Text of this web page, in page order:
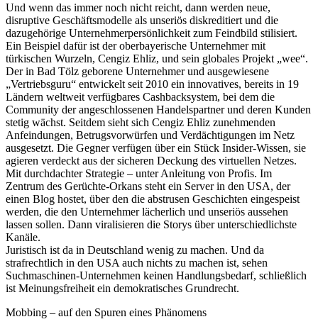
Und wenn das immer noch nicht reicht, dann werden neue,
disruptive Geschäftsmodelle als unseriös diskreditiert und die
dazugehörige Unternehmerpersönlichkeit zum Feindbild stilisiert.
Ein Beispiel dafür ist der oberbayerische Unternehmer mit
türkischen Wurzeln, Cengiz Ehliz, und sein globales Projekt „wee“.
Der in Bad Tölz geborene Unternehmer und ausgewiesene
„Vertriebsguru“ entwickelt seit 2010 ein innovatives, bereits in 19
Ländern weltweit verfügbares Cashbacksystem, bei dem die
Community der angeschlossenen Handelspartner und deren Kunden
stetig wächst. Seitdem sieht sich Cengiz Ehliz zunehmenden
Anfeindungen, Betrugsvorwürfen und Verdächtigungen im Netz
ausgesetzt. Die Gegner verfügen über ein Stück Insider-Wissen, sie
agieren verdeckt aus der sicheren Deckung des virtuellen Netzes.
Mit durchdachter Strategie – unter Anleitung von Profis. Im
Zentrum des Gerüchte-Orkans steht ein Server in den USA, der
einen Blog hostet, über den die abstrusen Geschichten eingespeist
werden, die den Unternehmer lächerlich und unseriös aussehen
lassen sollen. Dann viralisieren die Storys über unterschiedlichste
Kanäle.
Juristisch ist da in Deutschland wenig zu machen. Und da
strafrechtlich in den USA auch nichts zu machen ist, sehen
Suchmaschinen-Unternehmen keinen Handlungsbedarf, schließlich
ist Meinungsfreiheit ein demokratisches Grundrecht.
Mobbing – auf den Spuren eines Phänomens